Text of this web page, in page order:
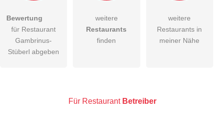
Hiermit akzeptiere ich dieAGB
DieDatenschutzerklärung habe ich zur Kenntnis genommen.
Besucher sichtbar.
Bewertung
für Restaurant
Gambrinus-
Stüberl abgeben
weitere
Restaurants
finden
weitere
Restaurants in
meiner Nähe
Für Restaurant Betreiber